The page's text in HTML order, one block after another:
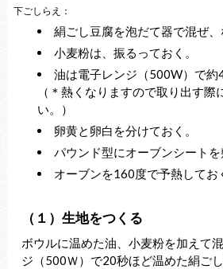
下ごしらえ：
絹ごし豆腐を泡だて器で混ぜ、
小麦粉は、振るっておく。
油は電子レンジ（500W）で約
（＊熱くなりますので取り出す際
い。）
卵黄と卵白を分けておく。
パウンド型にオーブンシートを
オーブンを160度で予熱してお
（１）生地をつくる
ボウルに温めた油、小麦粉を加えて
ジ（500Ｗ）で20秒ほど温めた絹ご